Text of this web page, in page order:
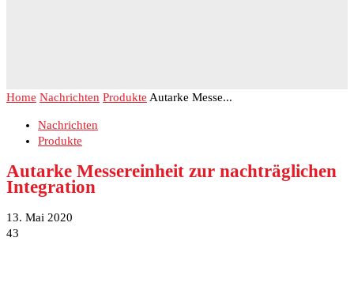
Home Nachrichten Produkte Autarke Messe...
Nachrichten
Produkte
Autarke Messereinheit zur nachträglichen
Integration
13. Mai 2020
43